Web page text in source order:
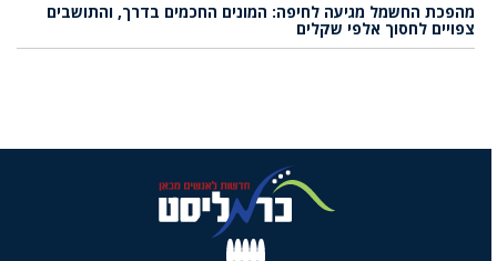
מהפכת החשמל מגיעה לחיפה: המונים החכמים בדרך, והתושבים
צפויים לחסוך אלפי שקלים